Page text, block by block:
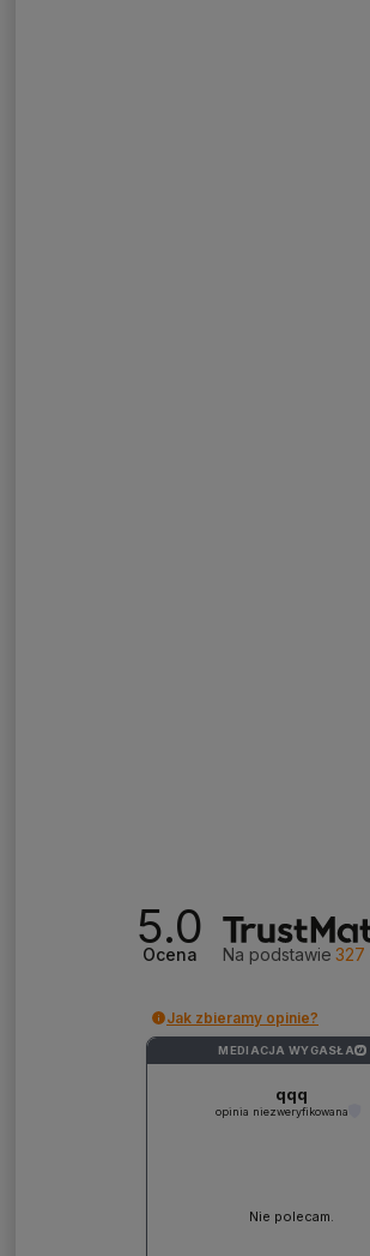
5.0
Ocena Na podstawie 327
Jak zbieramy opinie?
MEDIACJA WYGASŁA ?
qqq
opinia niezweryfikowana
Nie polecam.